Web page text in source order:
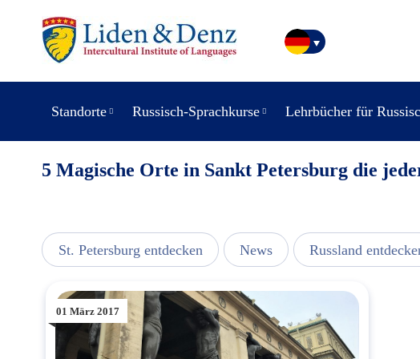
Standorte Russisch-Sprachkurse Lehrbücher für
5 Magische Orte in Sankt Petersburg die
St. Petersburg entdecken News Russland
01 März 2017